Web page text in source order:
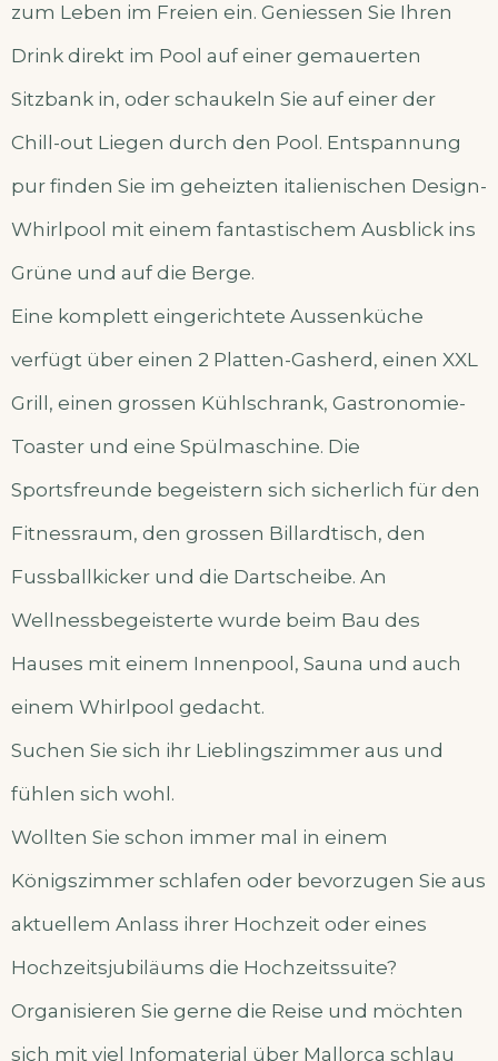
zum Leben im Freien ein. Geniessen Sie Ihren
Drink direkt im Pool auf einer gemauerten
Sitzbank in, oder schaukeln Sie auf einer der
Chill-out Liegen durch den Pool. Entspannung
pur finden Sie im geheizten italienischen Design-
Whirlpool mit einem fantastischem Ausblick ins
Grüne und auf die Berge.
Eine komplett eingerichtete Aussenküche
verfügt über einen 2 Platten-Gasherd, einen XXL
Grill, einen grossen Kühlschrank, Gastronomie-
Toaster und eine Spülmaschine. Die
Sportsfreunde begeistern sich sicherlich für den
Fitnessraum, den grossen Billardtisch, den
Fussballkicker und die Dartscheibe. An
Wellnessbegeisterte wurde beim Bau des
Hauses mit einem Innenpool, Sauna und auch
einem Whirlpool gedacht.
Suchen Sie sich ihr Lieblingszimmer aus und
fühlen sich wohl.
Wollten Sie schon immer mal in einem
Königszimmer schlafen oder bevorzugen Sie aus
aktuellem Anlass ihrer Hochzeit oder eines
Hochzeitsjubiläums die Hochzeitssuite?
Organisieren Sie gerne die Reise und möchten
sich mit viel Infomaterial über Mallorca schlau